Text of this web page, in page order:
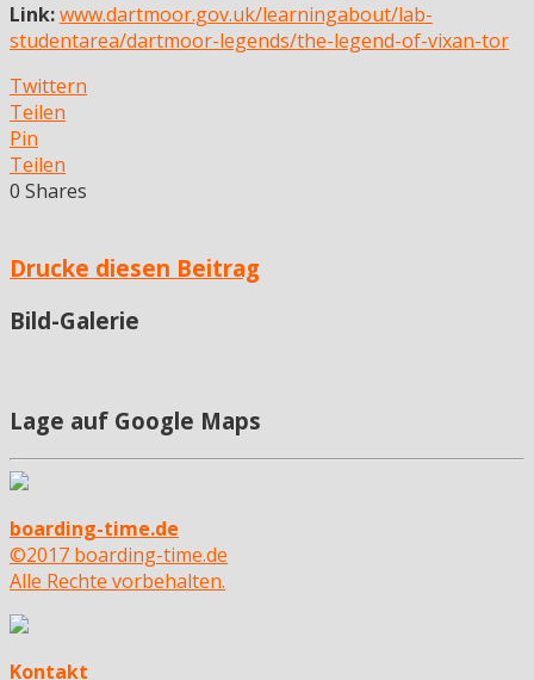
Link:www.dartmoor.gov.uk/learningabout/lab-
studentarea/dartmoor-legends/the-legend-of-vixan-tor
Twittern
Teilen
Pin
Teilen
0 Shares
Drucke diesen Beitrag
Bild-Galerie
Lage auf Google Maps
boarding-time.de
©2017 boarding-time.de
Alle Rechte vorbehalten.
Kontakt